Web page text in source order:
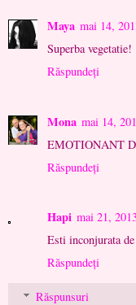
Maya mai 14,
Superba vegetatie!
Răspundeți
Mona mai 14,
EMOTIONANT
Răspundeți
Hapi mai 21,
Esti inconjurata
Răspundeți
Răspunsuri